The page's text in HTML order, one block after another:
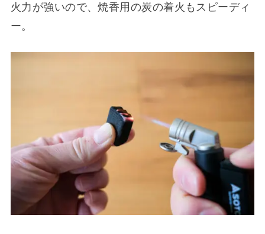
火力が強いので、焼香用の炭の着火もスピーディ
ー。